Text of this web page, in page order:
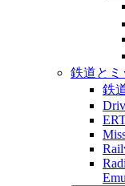
鉄道とミ
鉄